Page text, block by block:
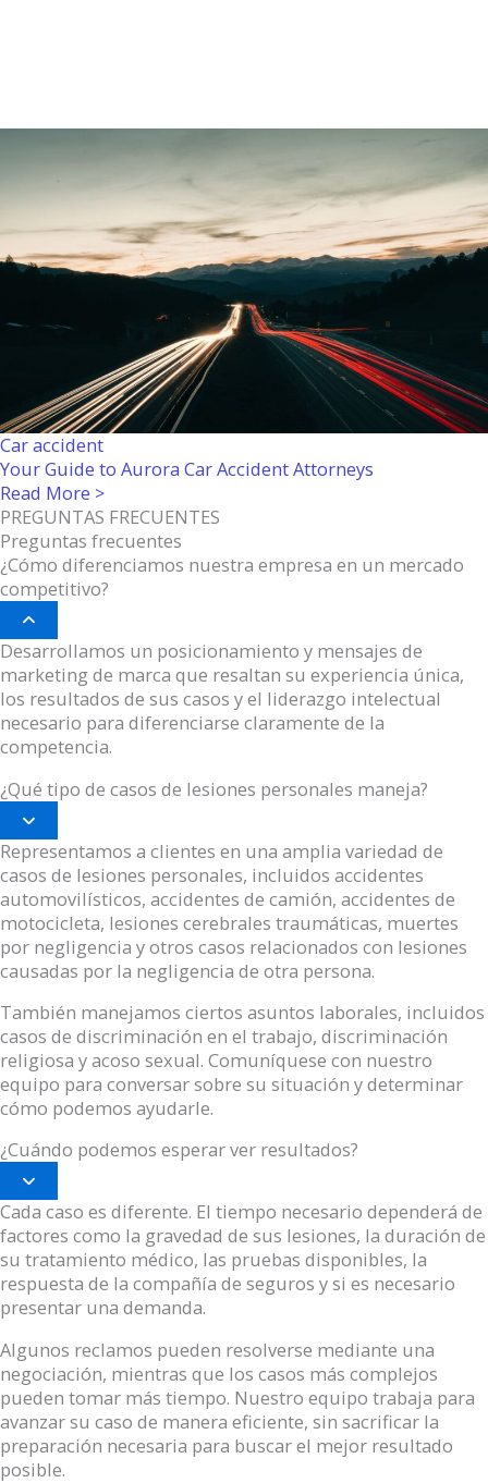
Car accident
Your Guide to Aurora Car Accident Attorneys
Read More >
PREGUNTAS FRECUENTES
Preguntas frecuentes
¿Cómo diferenciamos nuestra empresa en un mercado
competitivo?
Desarrollamos un posicionamiento y mensajes de
marketing de marca que resaltan su experiencia única,
los resultados de sus casos y el liderazgo intelectual
necesario para diferenciarse claramente de la
competencia.
¿Qué tipo de casos de lesiones personales maneja?
Representamos a clientes en una amplia variedad de
casos de lesiones personales, incluidos accidentes
automovilísticos, accidentes de camión, accidentes de
motocicleta, lesiones cerebrales traumáticas, muertes
por negligencia y otros casos relacionados con lesiones
causadas por la negligencia de otra persona.
También manejamos ciertos asuntos laborales, incluidos
casos de discriminación en el trabajo, discriminación
religiosa y acoso sexual. Comuníquese con nuestro
equipo para conversar sobre su situación y determinar
cómo podemos ayudarle.
¿Cuándo podemos esperar ver resultados?
Cada caso es diferente. El tiempo necesario dependerá de
factores como la gravedad de sus lesiones, la duración de
su tratamiento médico, las pruebas disponibles, la
respuesta de la compañía de seguros y si es necesario
presentar una demanda.
Algunos reclamos pueden resolverse mediante una
negociación, mientras que los casos más complejos
pueden tomar más tiempo. Nuestro equipo trabaja para
avanzar su caso de manera eficiente, sin sacrificar la
preparación necesaria para buscar el mejor resultado
posible.